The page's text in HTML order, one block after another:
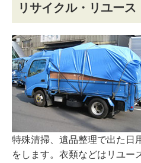
リサイクル・リユース
特殊清掃、遺品整理で出た日
をします。衣類などはリユー